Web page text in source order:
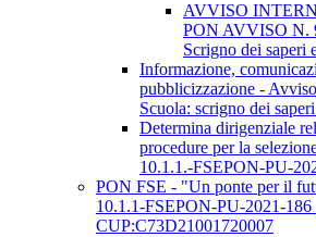
AVVISO
PON AVVISO N.
Scrigno dei saperi
Informazione,
pubblicizzazione -
Scuola: scrigno dei
Determina dirigenziale
procedure per la
10.1.1.-FSEPON-PU-
PON FSE - "Un ponte per il
10.1.1-FSEPON-PU-2021-186
CUP:C73D21001720007